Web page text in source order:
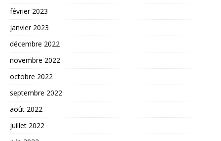
février 2023
janvier 2023
décembre 2022
novembre 2022
octobre 2022
septembre 2022
août 2022
juillet 2022